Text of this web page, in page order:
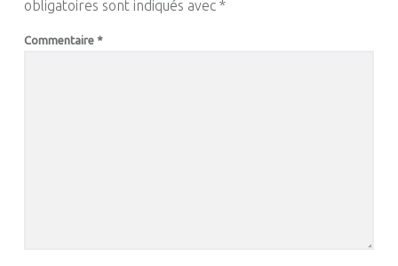
obligatoires sont indiqués avec *
Commentaire *